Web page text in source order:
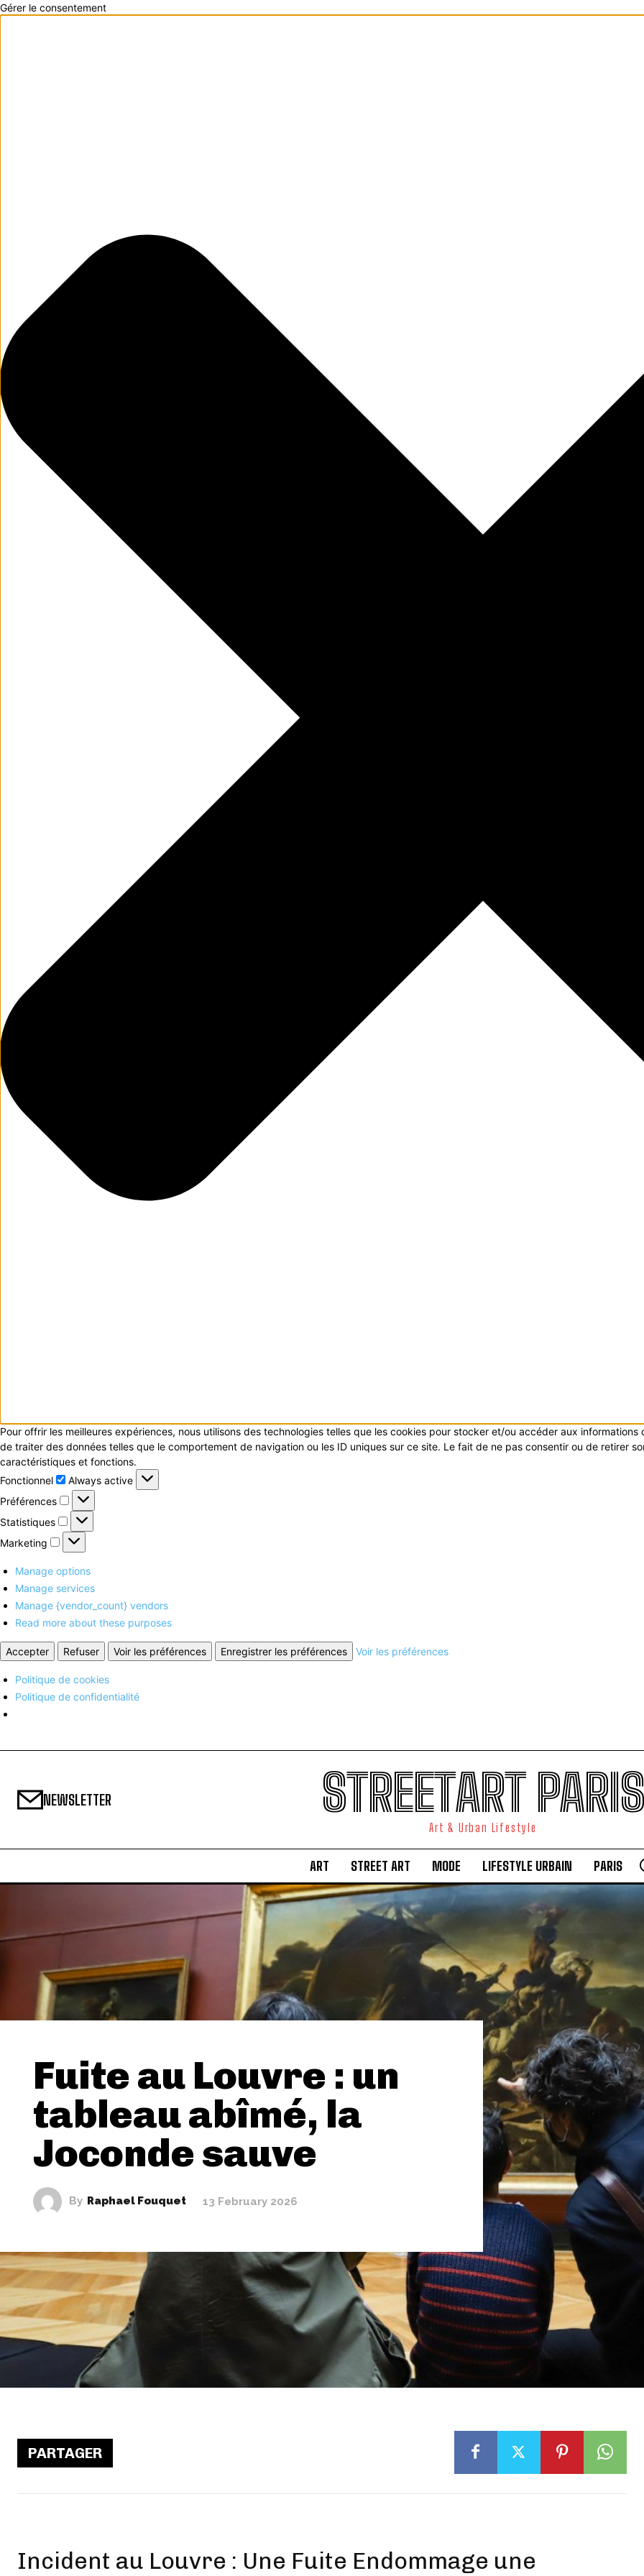
Gérer le consentement
Pour offrir les meilleures expériences, nous utilisons des technologies telles que les cookies pour stocker et/ou accéder aux
de traiter des données telles que le comportement de navigation ou les ID uniques sur ce site. Le fait de ne pas consentir ou de retirer
caractéristiques et fonctions.
Fonctionnel
Fonctionnel
Always active
Préférences
Préférences
Statistiques Statistiques
Marketing Marketing
Manage options
Manage services
Manage {vendor_count} vendors
Read more about these purposes
Accepter Refuser Voir les préférences Enregistrer les préférences Voir les préférences
Politique de cookies
Politique de confidentialité
NEWSLETTER STREETART PARIS
Art & Urban Lifestyle
ART STREET ART MODE LIFESTYLE URBAIN PARIS
Fuite au Louvre : un
tableau abîmé, la
Joconde sauve
By Raphael Fouquet 13 February 2026
PARTAGER
Incident au Louvre : Une Fuite Endommage une